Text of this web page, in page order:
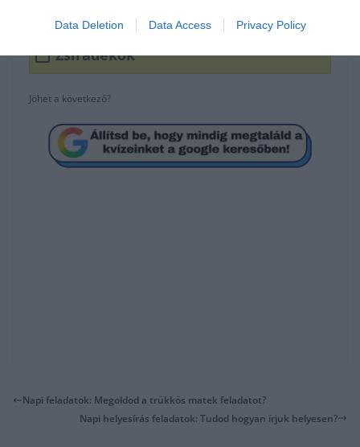
Data Deletion Data Access Privacy Policy
Zsiradékok
Jöhet a következő?
Napi feladatok: Megoldod a trükkös matek feladatot?
Napi helyesírás feladatok: Tudod hogyan írjuk helyesen?